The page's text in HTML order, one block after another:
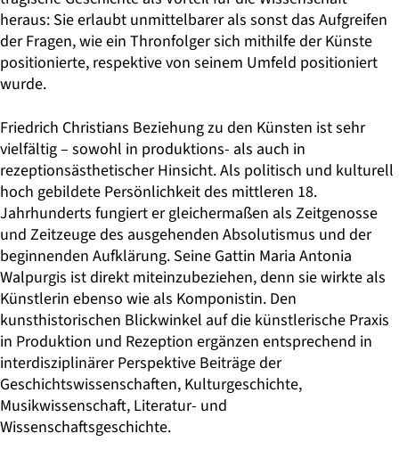
heraus: Sie erlaubt unmittelbarer als sonst das Aufgreifen
der Fragen, wie ein Thronfolger sich mithilfe der Künste
positionierte, respektive von seinem Umfeld positioniert
wurde.
Friedrich Christians Beziehung zu den Künsten ist sehr
vielfältig – sowohl in produktions- als auch in
rezeptionsästhetischer Hinsicht. Als politisch und kulturell
hoch gebildete Persönlichkeit des mittleren 18.
Jahrhunderts fungiert er gleichermaßen als Zeitgenosse
und Zeitzeuge des ausgehenden Absolutismus und der
beginnenden Aufklärung. Seine Gattin Maria Antonia
Walpurgis ist direkt miteinzubeziehen, denn sie wirkte als
Künstlerin ebenso wie als Komponistin. Den
kunsthistorischen Blickwinkel auf die künstlerische Praxis
in Produktion und Rezeption ergänzen entsprechend in
interdisziplinärer Perspektive Beiträge der
Geschichtswissenschaften, Kulturgeschichte,
Musikwissenschaft, Literatur- und
Wissenschaftsgeschichte.